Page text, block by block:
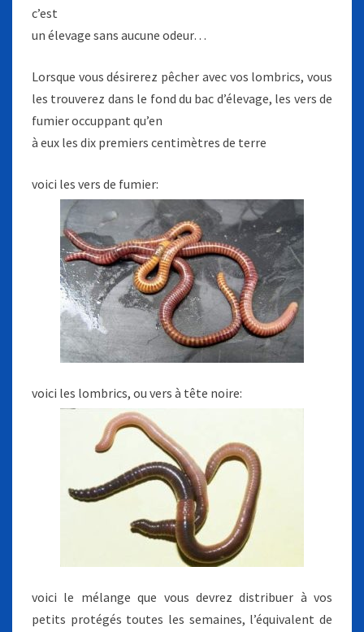
c’est
un élevage sans aucune odeur…
Lorsque vous désirerez pêcher avec vos lombrics, vous
les trouverez dans le fond du bac d’élevage, les vers de
fumier occuppant qu’en
à eux les dix premiers centimètres de terre
voici les vers de fumier:
voici les lombrics, ou vers à tête noire:
voici le mélange que vous devrez distribuer à vos
petits protégés toutes les semaines, l’équivalent de